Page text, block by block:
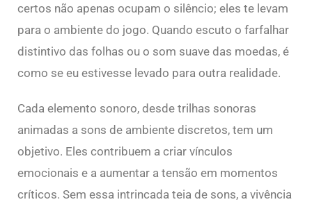
certos não apenas ocupam o silêncio; eles te levam
para o ambiente do jogo. Quando escuto o farfalhar
distintivo das folhas ou o som suave das moedas, é
como se eu estivesse levado para outra realidade.
Cada elemento sonoro, desde trilhas sonoras
animadas a sons de ambiente discretos, tem um
objetivo. Eles contribuem a criar vínculos
emocionais e a aumentar a tensão em momentos
críticos. Sem essa intrincada teia de sons, a vivência